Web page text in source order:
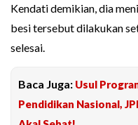
Kendati demikian, dia
besi tersebut dilakukan
selesai.
Baca Juga: Usul
Pendidikan Nasional,